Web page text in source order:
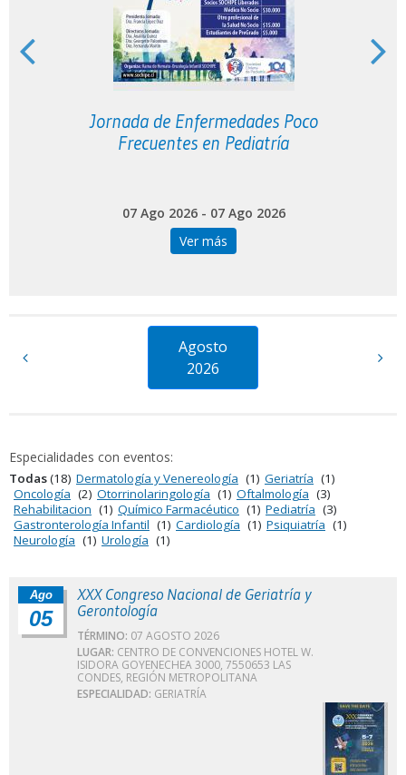
Jornada de Enfermedades Poco
Frecuentes en Pediatría
07 Ago 2026 - 07 Ago 2026
Ver más
Agosto
2026
Especialidades con eventos:
Todas(18) Dermatología y Venereología (1) Geriatría (1)
Oncología (2) Otorrinolaringología (1) Oftalmología (3)
Rehabilitacion (1) Químico Farmacéutico (1) Pediatría (3)
Gastronterología Infantil (1) Cardiología (1) Psiquiatría (1)
Neurología (1) Urología (1)
Ago
05
XXX Congreso Nacional de Geriatría y
Gerontología
TÉRMINO: 07 AGOSTO 2026
LUGAR: CENTRO DE CONVENCIONES HOTEL W.
ISIDORA GOYENECHEA 3000, 7550653 LAS
CONDES, REGIÓN METROPOLITANA
ESPECIALIDAD: GERIATRÍA